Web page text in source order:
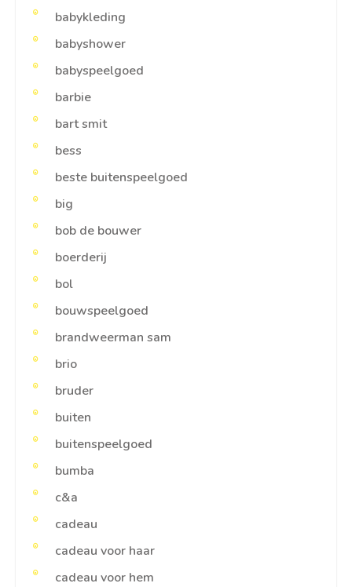
babykleding
babyshower
babyspeelgoed
barbie
bart smit
bess
beste buitenspeelgoed
big
bob de bouwer
boerderij
bol
bouwspeelgoed
brandweerman sam
brio
bruder
buiten
buitenspeelgoed
bumba
c&a
cadeau
cadeau voor haar
cadeau voor hem